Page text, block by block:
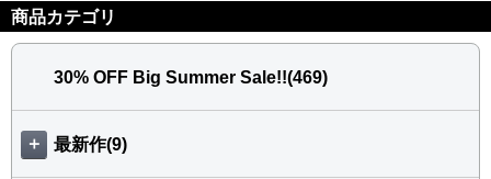
商品カテゴリ
30% OFF Big Summer Sale!!(469)
＋ 最新作(9)